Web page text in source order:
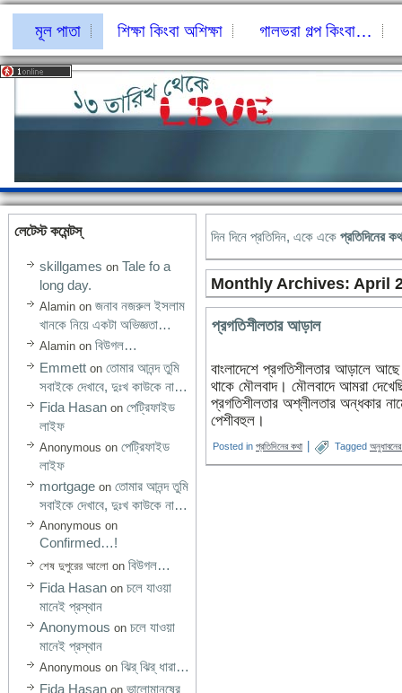
মূল পাতা শিক্ষা কিংবা অশিক্ষা গালভরা গল্প কিংবা…
লেটেস্ট কমেন্টস্‌
skillgames on Tale fo a
long day.
Alamin on জনাব নজরুল ইসলাম
খানকে নিয়ে একটা অভিজ্ঞতা…
Alamin on বিউগল…
Emmett on তোমার আনন্দ তুমি
সবাইকে দেখাবে, দুঃখ কাউকে না…
Fida Hasan on পেট্রিফাইড
লাইফ
Anonymous on পেট্রিফাইড
লাইফ
mortgage on তোমার আনন্দ তুমি
সবাইকে দেখাবে, দুঃখ কাউকে না…
Anonymous on
Confirmed…!
শেষ দুপুরের আলো on বিউগল…
Fida Hasan on চলে যাওয়া
মানেই প্রস্থান
Anonymous on চলে যাওয়া
মানেই প্রস্থান
Anonymous on ঝির্‌ ঝির্‌ ধারা…
Fida Hasan on ভালোমানুষের
দিন দিনে প্রতিদিন, একে একে প্রতিদিনের
Monthly Archives: April
প্রগতিশীলতার আড়াল
বাংলাদেশে প্রগতিশীলতার আড়ালে
থাকে মৌলবাদ। মৌলবাদে আমরা
প্রগতিশীলতার অশ্লীলতার অন্ধকার
পেশীবহুল।
Posted in প্রতিদিনের কথা Tagged